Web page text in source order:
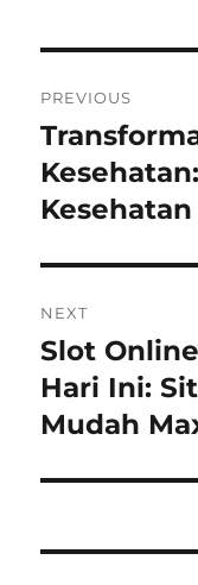
pos
PREVIOUS
Previous
post:
NEXT
Next
post:
Slot
Hari Ini:
Mudah